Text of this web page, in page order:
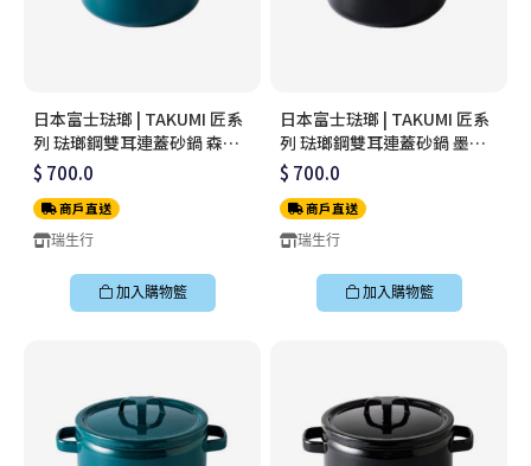
日本富士琺瑯 | TAKUMI 匠系
列 琺瑯鋼雙耳連蓋砂鍋 森林
綠 20cm
$ 700.0
商戶直送
瑞生行
加入購物籃
日本富士琺瑯 | TAKUMI 匠系
列 琺瑯鋼雙耳連蓋砂鍋 墨黑
20cm
$ 700.0
商戶直送
瑞生行
加入購物籃